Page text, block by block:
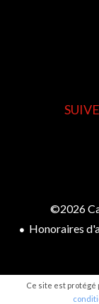
©2026
Honoraires
Ce site est protégé